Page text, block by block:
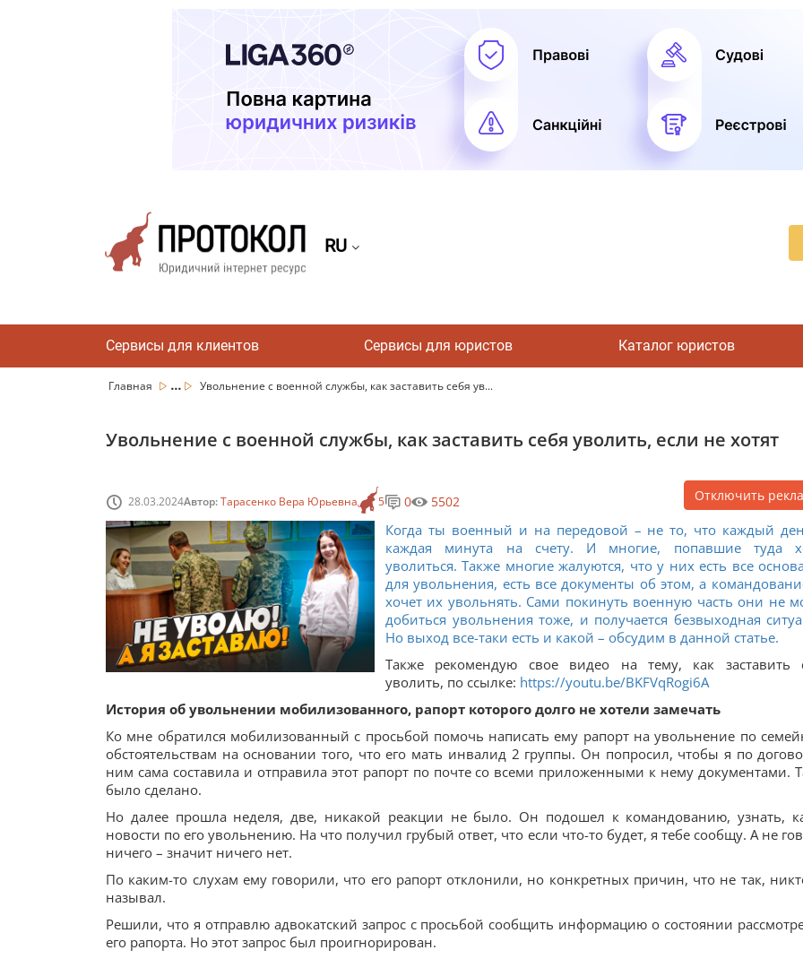
RU
Сервисы для клиентов Сервисы для юристов Каталог юристов
Главная ... Увольнение с военной службы, как заставить себя ув...
Увольнение с военной службы, как заставить себя уволить, если не хотят
28.03.2024Автор:Тарасенко Вера Юрьевна 5 0 5502 Отключить
Когда ты военный и на передовой – не то, что каждый
каждая минута на счету. И многие, попавшие туда
уволиться. Также многие жалуются, что у них есть все
для увольнения, есть все документы об этом, а
хочет их увольнять. Сами покинуть военную часть они не
добиться увольнения тоже, и получается безвыходная
Но выход все-таки есть и какой – обсудим в данной статье.
Также рекомендую свое видео на тему, как заставить
уволить, по ссылке: https://youtu.be/BKFVqRogi6A
История об увольнении мобилизованного, рапорт которого долго не хотели замечать
Ко мне обратился мобилизованный с просьбой помочь написать ему рапорт на увольнение по
обстоятельствам на основании того, что его мать инвалид 2 группы. Он попросил, чтобы я по
ним сама составила и отправила этот рапорт по почте со всеми приложенными к нему документами.
было сделано.
Но далее прошла неделя, две, никакой реакции не было. Он подошел к командованию, узнать,
новости по его увольнению. На что получил грубый ответ, что если что-то будет, я тебе сообщу. А не
ничего – значит ничего нет.
По каким-то слухам ему говорили, что его рапорт отклонили, но конкретных причин, что не так,
называл.
Решили, что я отправлю адвокатский запрос с просьбой сообщить информацию о состоянии
его рапорта. Но этот запрос был проигнорирован.